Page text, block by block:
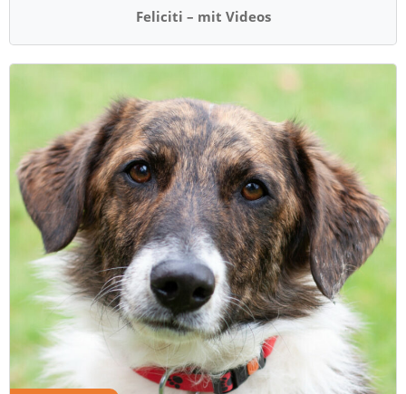
Feliciti – mit Videos